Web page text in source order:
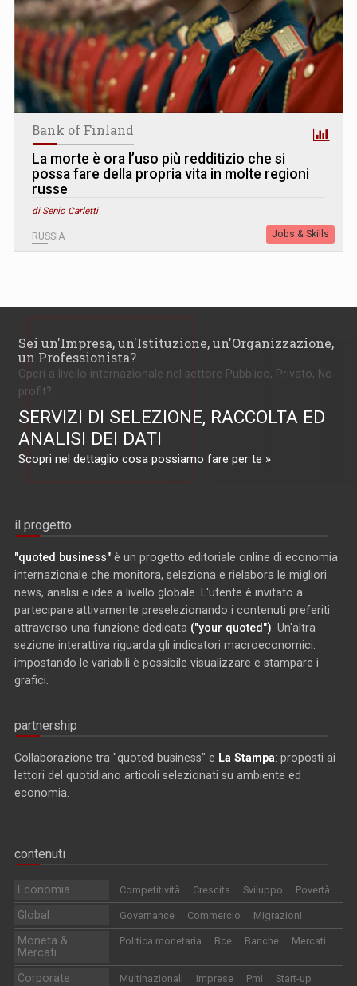
Bank of Finland
La morte è ora l’uso più redditizio che si
possa fare della propria vita in molte regioni
russe
di Senio Carletti
RUSSIA Jobs & Skills
Sei un'Impresa, un'Istituzione, un'Organizzazione,
un Professionista?
Operi a livello internazionale nel settore Pubblico, Privato, No-
profit?
SERVIZI DI SELEZIONE, RACCOLTA ED
ANALISI DEI DATI
Scopri nel dettaglio cosa possiamo fare per te »
il progetto
"quoted business" è un progetto editoriale online di economia
internazionale che monitora, seleziona e rielabora le migliori
news, analisi e idee a livello globale. L'utente è invitato a
partecipare attivamente preselezionando i contenuti preferiti
attraverso una funzione dedicata ("your quoted") . Un'altra
sezione interattiva riguarda gli indicatori macroeconomici:
impostando le variabili è possibile visualizzare e stampare i
grafici.
partnership
Collaborazione tra "quoted business" e La Stampa: proposti ai
lettori del quotidiano articoli selezionati su ambiente ed
economia.
contenuti
Economia Competitività Crescita Sviluppo Povertà
Global Governance Commercio Migrazioni
Moneta &
Mercati
Politica monetaria Bce Banche Mercati
Corporate Multinazionali Imprese Pmi Start-up